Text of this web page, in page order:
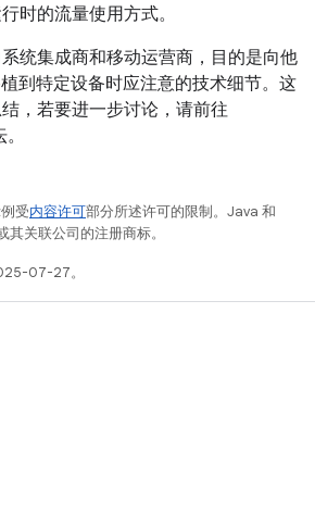
时的流量使用方式。
统集成商和移动运营商，目的是向他
到特定设备时应注意的技术细节。这
，若要进一步讨论，请前往
受内容许可部分所述许可的限制。Java 和
关联公司的注册商标。
07-27。